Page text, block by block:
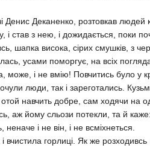
Денис Деканенко, розтовкав людей
i став з нею, i дожидається, поки
шапка висока, сiрих смушкiв, з
усами поморгує, на всiх
може, i не вмiю! Повчитись було у
люди, так i зареготались.
навчить добре, сам ходячи на
аж йому сльози потекли, та й
неначе i не вiн, i не всмiхнеться.
вчистила горлицi. Як же